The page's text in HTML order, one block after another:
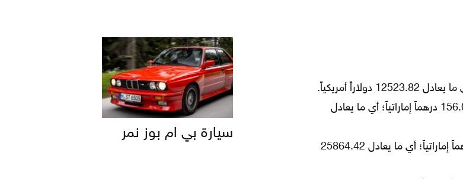
بسعر 156.000 درهماً إماراتياً؛ أي ما يعادل
بسعر 95.000 درهماً إماراتياً؛ أي ما يعادل 25864.42
سيارة بي ام بوز نمر